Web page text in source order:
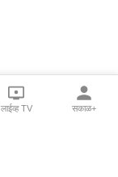
लाईव्ह TV सकाळ+